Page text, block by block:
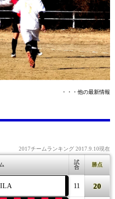
・・・他の最新情報
2017チームランキング 2017.9.10現在
試
合
勝点
11 20